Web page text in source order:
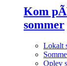
Kom
sommer
Lokalt
Oplev